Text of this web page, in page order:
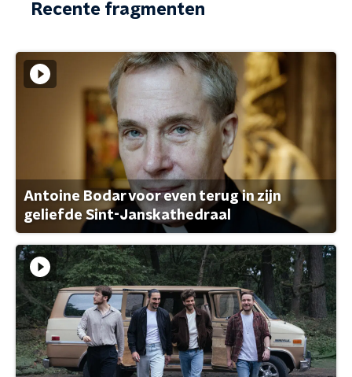
Recente fragmenten
Antoine Bodar voor even terug in zijn
geliefde Sint-Janskathedraal